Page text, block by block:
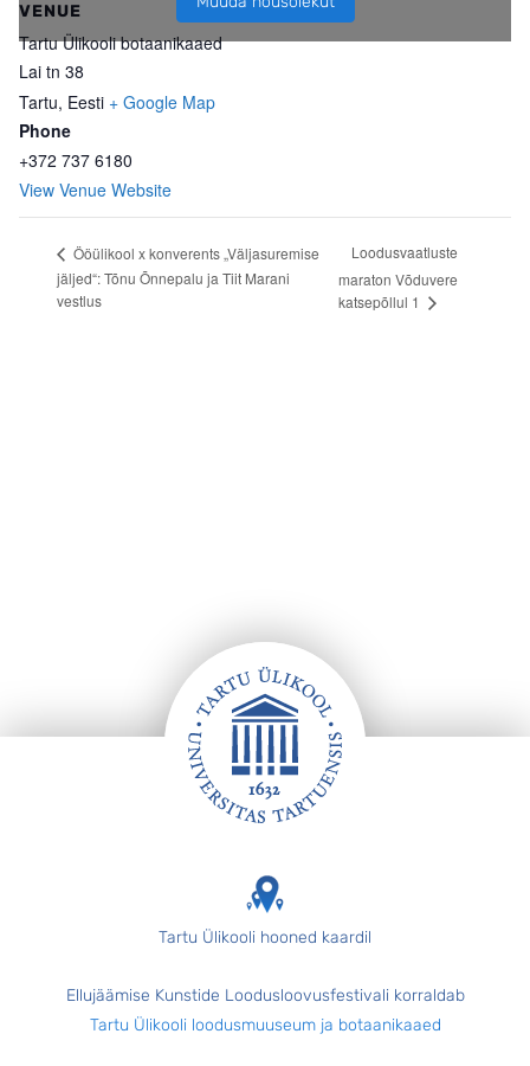
VENUE
Tartu Ülikooli botaanikaaed
Lai tn 38
Tartu, Eesti + Google Map
Phone
+372 737 6180
View Venue Website
Ööülikool x konverents „Väljasuremise
jäljed“: Tõnu Õnnepalu ja Tiit Marani
vestlus
Loodusvaatluste
maraton Võduvere
katsepõllul 1
Tartu Ülikooli hooned kaardil
Ellujäämise Kunstide Loodusloovusfestivali korraldab
Tartu Ülikooli loodusmuuseum ja botaanikaaed